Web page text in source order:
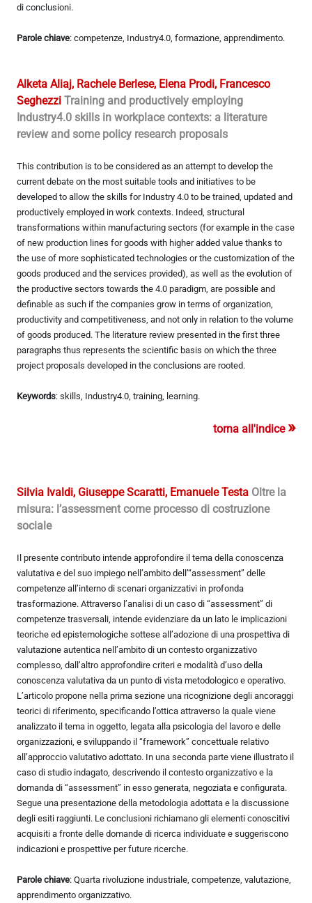
di conclusioni.
Parole chiave: competenze, Industry4.0, formazione, apprendimento.
Alketa Aliaj, Rachele Berlese, Elena Prodi, Francesco
Seghezzi Training and productively employing
Industry4.0 skills in workplace contexts: a literature
review and some policy research proposals
This contribution is to be considered as an attempt to develop the
current debate on the most suitable tools and initiatives to be
developed to allow the skills for Industry 4.0 to be trained, updated and
productively employed in work contexts. Indeed, structural
transformations within manufacturing sectors (for example in the case
of new production lines for goods with higher added value thanks to
the use of more sophisticated technologies or the customization of the
goods produced and the services provided), as well as the evolution of
the productive sectors towards the 4.0 paradigm, are possible and
definable as such if the companies grow in terms of organization,
productivity and competitiveness, and not only in relation to the volume
of goods produced. The literature review presented in the first three
paragraphs thus represents the scientific basis on which the three
project proposals developed in the conclusions are rooted.
Keywords: skills, Industry4.0, training, learning.
torna all'indice »
Silvia Ivaldi, Giuseppe Scaratti, Emanuele Testa Oltre la
misura: l’assessment come processo di costruzione
sociale
Il presente contributo intende approfondire il tema della conoscenza
valutativa e del suo impiego nell’ambito dell’“assessment” delle
competenze all’interno di scenari organizzativi in profonda
trasformazione. Attraverso l’analisi di un caso di “assessment” di
competenze trasversali, intende evidenziare da un lato le implicazioni
teoriche ed epistemologiche sottese all’adozione di una prospettiva di
valutazione autentica nell’ambito di un contesto organizzativo
complesso, dall’altro approfondire criteri e modalità d’uso della
conoscenza valutativa da un punto di vista metodologico e operativo.
L’articolo propone nella prima sezione una ricognizione degli ancoraggi
teorici di riferimento, specificando l’ottica attraverso la quale viene
analizzato il tema in oggetto, legata alla psicologia del lavoro e delle
organizzazioni, e sviluppando il “framework” concettuale relativo
all’approccio valutativo adottato. In una seconda parte viene illustrato il
caso di studio indagato, descrivendo il contesto organizzativo e la
domanda di “assessment” in esso generata, negoziata e configurata.
Segue una presentazione della metodologia adottata e la discussione
degli esiti raggiunti. Le conclusioni richiamano gli elementi conoscitivi
acquisiti a fronte delle domande di ricerca individuate e suggeriscono
indicazioni e prospettive per future ricerche.
Parole chiave: Quarta rivoluzione industriale, competenze, valutazione,
apprendimento organizzativo.